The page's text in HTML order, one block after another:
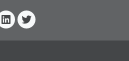
Linkedin
Twitter